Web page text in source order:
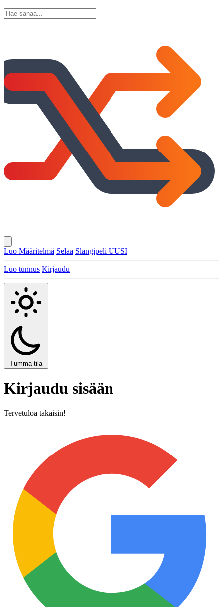
Luo Määritelmä Selaa Slangipeli UUSI
Luo tunnus Kirjaudu
Tumma tila
Kirjaudu sisään
Tervetuloa takaisin!